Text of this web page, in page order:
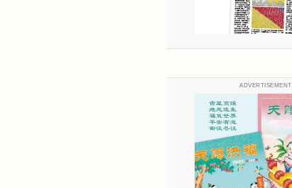
ADVERTISEMENT